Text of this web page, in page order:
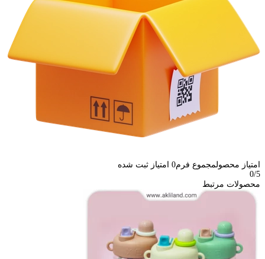
امتیاز محصولمجموع فرم0 امتیاز ثبت شده
0/5
محصولات مرتبط